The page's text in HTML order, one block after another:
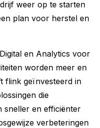
weer op te starten
plan voor herstel en
en Analytics voor
worden meer en
flink geïnvesteerd in
die
sneller en efficiënter
verbeteringen